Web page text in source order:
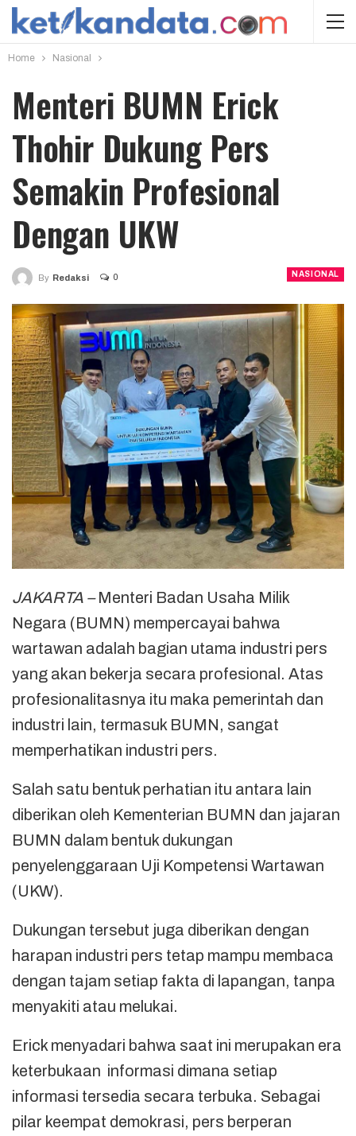
Home Nasional
Menteri BUMN Erick
Thohir Dukung Pers
Semakin Profesional
Dengan UKW
NASIONAL
By Redaksi 0
JAKARTA –Menteri Badan Usaha Milik
Negara (BUMN) mempercayai bahwa
wartawan adalah bagian utama industri pers
yang akan bekerja secara profesional. Atas
profesionalitasnya itu maka pemerintah dan
industri lain, termasuk BUMN, sangat
memperhatikan industri pers.
Salah satu bentuk perhatian itu antara lain
diberikan oleh Kementerian BUMN dan jajaran
BUMN dalam bentuk dukungan
penyelenggaraan Uji Kompetensi Wartawan
(UKW).
Dukungan tersebut juga diberikan dengan
harapan industri pers tetap mampu membaca
dengan tajam setiap fakta di lapangan, tanpa
menyakiti atau melukai.
Erick menyadari bahwa saat ini merupakan era
keterbukaan informasi dimana setiap
informasi tersedia secara terbuka. Sebagai
pilar keempat demokrasi, pers berperan